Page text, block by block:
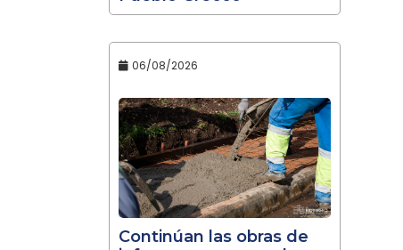
06/08/2026
Continúan las obras de